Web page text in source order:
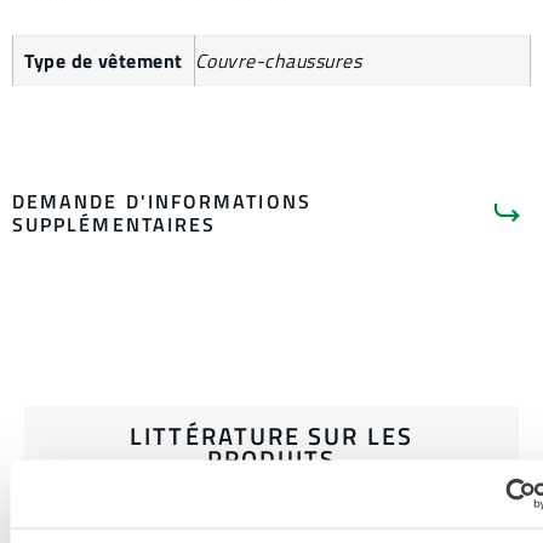
Type de vêtement Couvre-chaussures
DEMANDE D'INFORMATIONS
SUPPLÉMENTAIRES
LITTÉRATURE SUR LES
PRODUITS